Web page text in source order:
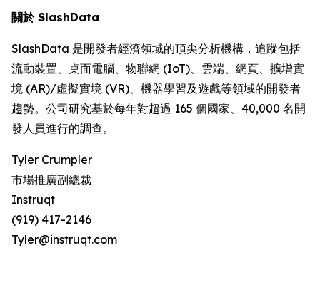
關於 SlashData
SlashData 是開發者經濟領域的頂尖分析機構，追蹤包括
流動裝置、桌面電腦、物聯網 (IoT)、雲端、網頁、擴增實
境 (AR)/虛擬實境 (VR)、機器學習及遊戲等領域的開發者
趨勢。公司研究基於每年對超過 165 個國家、40,000 名開
發人員進行的調查。
Tyler Crumpler
市場推廣副總裁
Instruqt
(919) 417-2146
Tyler@instruqt.com